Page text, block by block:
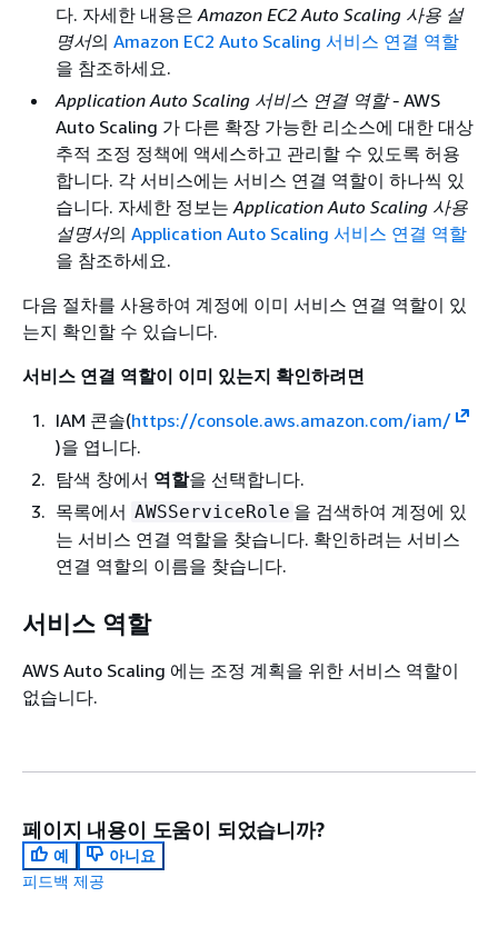
다. 자세한 내용은 Amazon EC2 Auto Scaling 사용 설
명서의 Amazon EC2 Auto Scaling 서비스 연결 역할
을 참조하세요.
Application Auto Scaling 서비스 연결 역할 - AWS
Auto Scaling 가 다른 확장 가능한 리소스에 대한 대상
추적 조정 정책에 액세스하고 관리할 수 있도록 허용
합니다. 각 서비스에는 서비스 연결 역할이 하나씩 있
습니다. 자세한 정보는 Application Auto Scaling 사용
설명서의 Application Auto Scaling 서비스 연결 역할
을 참조하세요.
다음 절차를 사용하여 계정에 이미 서비스 연결 역할이 있
는지 확인할 수 있습니다.
서비스 연결 역할이 이미 있는지 확인하려면
IAM 콘솔(https://console.aws.amazon.com/iam/
)을 엽니다.
탐색 창에서 역할을 선택합니다.
목록에서 AWSServiceRole 을 검색하여 계정에 있
는 서비스 연결 역할을 찾습니다. 확인하려는 서비스
연결 역할의 이름을 찾습니다.
서비스 역할
AWS Auto Scaling 에는 조정 계획을 위한 서비스 역할이
없습니다.
페이지 내용이 도움이 되었습니까?
예
아니요
피드백 제공